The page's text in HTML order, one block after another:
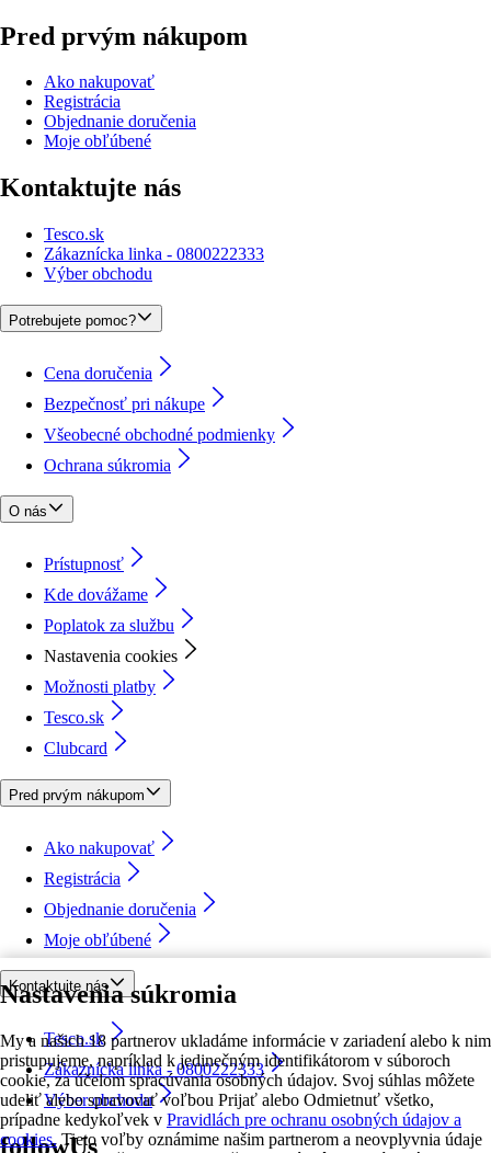
Nastavenia súkromia
My a našich 18 partnerov ukladáme informácie v zariadení alebo k nim
pristupujeme, napríklad k jedinečným identifikátorom v súboroch
cookie, za účelom spracúvania osobných údajov. Svoj súhlas môžete
udeliť alebo spravovať voľbou Prijať alebo Odmietnuť všetko,
prípadne kedykoľvek v Pravidlách pre ochranu osobných údajov a
cookies. Tieto voľby oznámime našim partnerom a neovplyvnia údaje
Pred prvým nákupom
Ako nakupovať
Registrácia
Objednanie doručenia
Moje obľúbené
Kontaktujte nás
Tesco.sk
Zákaznícka linka - 0800222333
Výber obchodu
Potrebujete pomoc?
Cena doručenia
Bezpečnosť pri nákupe
Všeobecné obchodné podmienky
Ochrana súkromia
O nás
Prístupnosť
Kde dovážame
Poplatok za službu
Nastavenia cookies
Možnosti platby
Tesco.sk
Clubcard
Pred prvým nákupom
Ako nakupovať
Registrácia
Objednanie doručenia
Moje obľúbené
Kontaktujte nás
Tesco.sk
Zákaznícka linka - 0800222333
Výber obchodu
followUs